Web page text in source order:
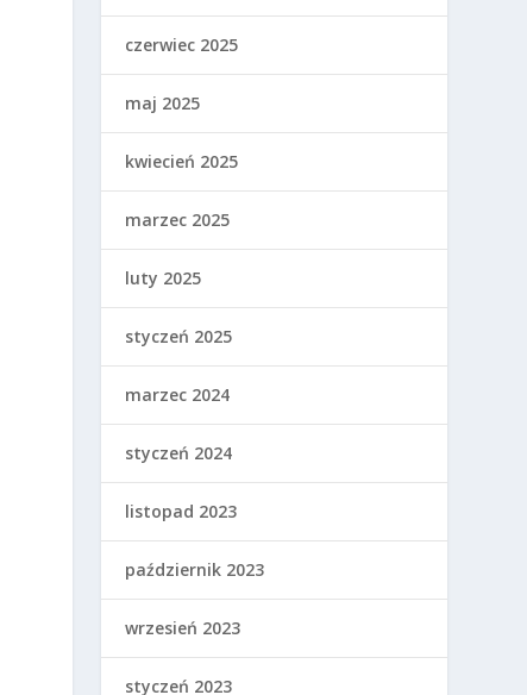
czerwiec 2025
maj 2025
kwiecień 2025
marzec 2025
luty 2025
styczeń 2025
marzec 2024
styczeń 2024
listopad 2023
październik 2023
wrzesień 2023
styczeń 2023